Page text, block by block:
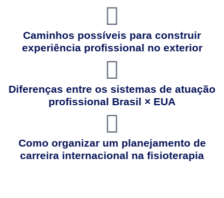
Caminhos possíveis para construir
experiência profissional no exterior
Diferenças entre os sistemas de atuação
profissional Brasil × EUA
Como organizar um planejamento de
carreira internacional na fisioterapia